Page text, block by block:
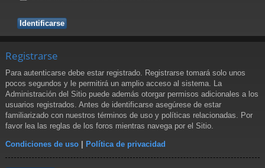
Registrarse
Para autenticarse debe estar registrado. Registrarse tomará solo unos
pocos segundos y le permitirá un amplio acceso al sistema. La
Administración del Sitio puede además otorgar permisos adicionales a los
usuarios registrados. Antes de identificarse asegúrese de estar
familiarizado con nuestros términos de uso y políticas relacionadas. Por
favor lea las reglas de los foros mientras navega por el Sitio.
Condiciones de uso | Política de privacidad